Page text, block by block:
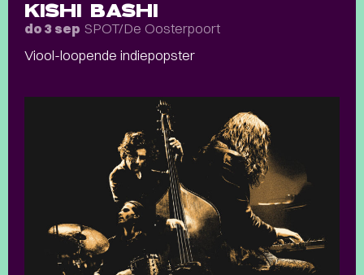
KISHI BASHI
do 3 sep SPOT/De Oosterpoort
Viool-loopende indiepopster